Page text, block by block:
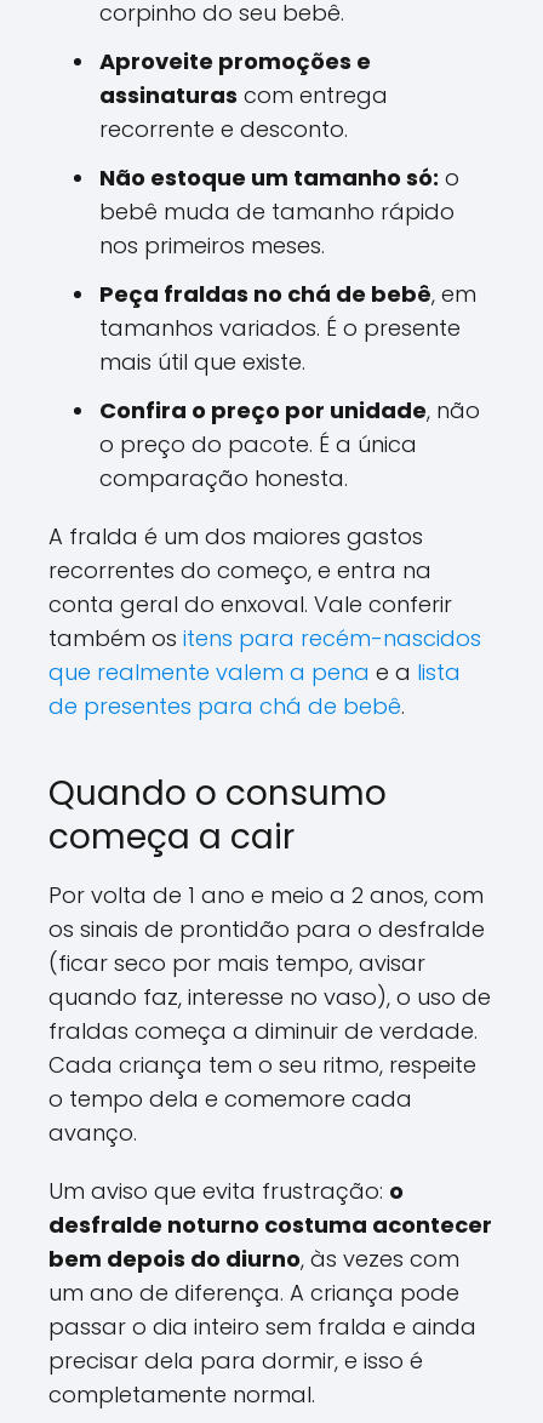
corpinho do seu bebê.
Aproveite promoções e
assinaturas com entrega
recorrente e desconto.
Não estoque um tamanho só: o
bebê muda de tamanho rápido
nos primeiros meses.
Peça fraldas no chá de bebê, em
tamanhos variados. É o presente
mais útil que existe.
Confira o preço por unidade, não
o preço do pacote. É a única
comparação honesta.
A fralda é um dos maiores gastos
recorrentes do começo, e entra na
conta geral do enxoval. Vale conferir
também os itens para recém-nascidos
que realmente valem a pena e a lista
de presentes para chá de bebê.
Quando o consumo
começa a cair
Por volta de 1 ano e meio a 2 anos, com
os sinais de prontidão para o desfralde
(ficar seco por mais tempo, avisar
quando faz, interesse no vaso), o uso de
fraldas começa a diminuir de verdade.
Cada criança tem o seu ritmo, respeite
o tempo dela e comemore cada
avanço.
Um aviso que evita frustração: o
desfralde noturno costuma acontecer
bem depois do diurno, às vezes com
um ano de diferença. A criança pode
passar o dia inteiro sem fralda e ainda
precisar dela para dormir, e isso é
completamente normal.